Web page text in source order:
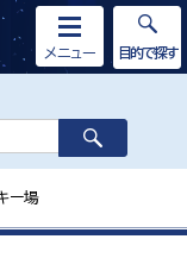
メニュー 目的で探す
ー場